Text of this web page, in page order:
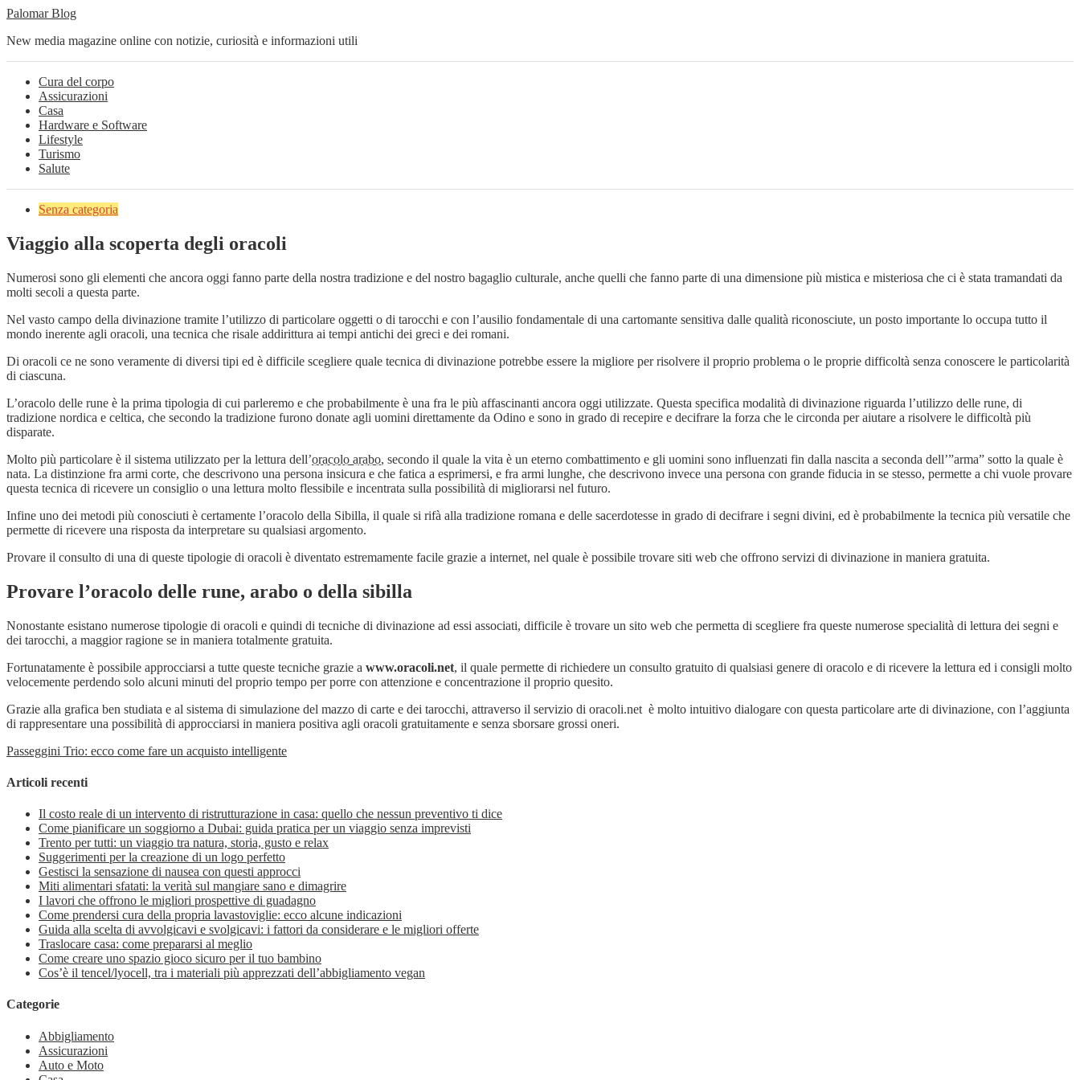
Palomar Blog
New media magazine online con notizie, curiosità e informazioni utili
Cura del corpo
Assicurazioni
Casa
Hardware e Software
Lifestyle
Turismo
Salute
Senza categoria
Viaggio alla scoperta degli oracoli
Numerosi sono gli elementi che ancora oggi fanno parte della nostra tradizione e del nostro bagaglio culturale, anche quelli che fanno parte di una dimensione più mistica e misteriosa che ci è stata tramandati da
molti secoli a questa parte.
Nel vasto campo della divinazione tramite l’utilizzo di particolare oggetti o di tarocchi e con l’ausilio fondamentale di una cartomante sensitiva dalle qualità riconosciute, un posto importante lo occupa tutto il
mondo inerente agli oracoli, una tecnica che risale addirittura ai tempi antichi dei greci e dei romani.
Di oracoli ce ne sono veramente di diversi tipi ed è difficile scegliere quale tecnica di divinazione potrebbe essere la migliore per risolvere il proprio problema o le proprie difficoltà senza conoscere le particolarità
di ciascuna.
L’oracolo delle rune è la prima tipologia di cui parleremo e che probabilmente è una fra le più affascinanti ancora oggi utilizzate. Questa specifica modalità di divinazione riguarda l’utilizzo delle rune, di
tradizione nordica e celtica, che secondo la tradizione furono donate agli uomini direttamente da Odino e sono in grado di recepire e decifrare la forza che le circonda per aiutare a risolvere le difficoltà più
disparate.
Molto più particolare è il sistema utilizzato per la lettura dell’oracolo arabo, secondo il quale la vita è un eterno combattimento e gli uomini sono influenzati fin dalla nascita a seconda dell’”arma” sotto la quale è
nata. La distinzione fra armi corte, che descrivono una persona insicura e che fatica a esprimersi, e fra armi lunghe, che descrivono invece una persona con grande fiducia in se stesso, permette a chi vuole provare
questa tecnica di ricevere un consiglio o una lettura molto flessibile e incentrata sulla possibilità di migliorarsi nel futuro.
Infine uno dei metodi più conosciuti è certamente l’oracolo della Sibilla, il quale si rifà alla tradizione romana e delle sacerdotesse in grado di decifrare i segni divini, ed è probabilmente la tecnica più versatile che
permette di ricevere una risposta da interpretare su qualsiasi argomento.
Provare il consulto di una di queste tipologie di oracoli è diventato estremamente facile grazie a internet, nel quale è possibile trovare siti web che offrono servizi di divinazione in maniera gratuita.
Provare l’oracolo delle rune, arabo o della sibilla
Nonostante esistano numerose tipologie di oracoli e quindi di tecniche di divinazione ad essi associati, difficile è trovare un sito web che permetta di scegliere fra queste numerose specialità di lettura dei segni e
dei tarocchi, a maggior ragione se in maniera totalmente gratuita.
Fortunatamente è possibile approcciarsi a tutte queste tecniche grazie a www.oracoli.net, il quale permette di richiedere un consulto gratuito di qualsiasi genere di oracolo e di ricevere la lettura ed i consigli molto
velocemente perdendo solo alcuni minuti del proprio tempo per porre con attenzione e concentrazione il proprio quesito.
Grazie alla grafica ben studiata e al sistema di simulazione del mazzo di carte e dei tarocchi, attraverso il servizio di oracoli.net è molto intuitivo dialogare con questa particolare arte di divinazione, con l’aggiunta
di rappresentare una possibilità di approcciarsi in maniera positiva agli oracoli gratuitamente e senza sborsare grossi oneri.
Passeggini Trio: ecco come fare un acquisto intelligente
Articoli recenti
Il costo reale di un intervento di ristrutturazione in casa: quello che nessun preventivo ti dice
Come pianificare un soggiorno a Dubai: guida pratica per un viaggio senza imprevisti
Trento per tutti: un viaggio tra natura, storia, gusto e relax
Suggerimenti per la creazione di un logo perfetto
Gestisci la sensazione di nausea con questi approcci
Miti alimentari sfatati: la verità sul mangiare sano e dimagrire
I lavori che offrono le migliori prospettive di guadagno
Come prendersi cura della propria lavastoviglie: ecco alcune indicazioni
Guida alla scelta di avvolgicavi e svolgicavi: i fattori da considerare e le migliori offerte
Traslocare casa: come prepararsi al meglio
Come creare uno spazio gioco sicuro per il tuo bambino
Cos’è il tencel/lyocell, tra i materiali più apprezzati dell’abbigliamento vegan
Categorie
Abbigliamento
Assicurazioni
Auto e Moto